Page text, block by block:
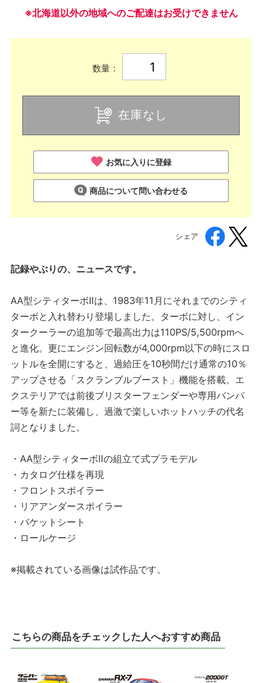
※北海道以外の地域へのご配達はお受けできません
数量：
在庫なし
お気に入りに登録
商品について問い合わせる
シェア
記録やぶりの、ニュースです。
AA型シティターボⅡは、1983年11月にそれまでのシティ
ターボと入れ替わり登場しました。ターボに対し、イン
タークーラーの追加等で最高出力は110PS/5,500rpmへ
と進化。更にエンジン回転数が4,000rpm以下の時にスロ
ットルを全開にすると、過給圧を10秒間だけ通常の10％
アップさせる「スクランブルブースト」機能を搭載。エ
クステリアでは前後ブリスターフェンダーや専用バンパ
ー等を新たに装備し、過激で楽しいホットハッチの代名
詞となりました。
・AA型シティターボⅡの組立て式プラモデル
・カタログ仕様を再現
・フロントスポイラー
・リアアンダースポイラー
・バケットシート
・ロールケージ
※掲載されている画像は試作品です。
こちらの商品をチェックした人へおすすめ商品